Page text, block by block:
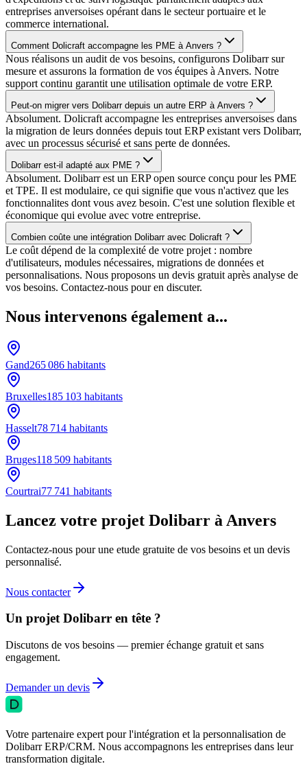
entreprises anversoises opérant dans le secteur portuaire et le
commerce international.
Comment Dolicraft accompagne les PME à Anvers ?
Nous réalisons un audit de vos besoins, configurons Dolibarr sur
mesure et assurons la formation de vos équipes à Anvers. Notre
support continu garantit une utilisation optimale de votre ERP.
Peut-on migrer vers Dolibarr depuis un autre ERP à Anvers ?
Absolument. Dolicraft accompagne les entreprises anversoises dans
la migration de leurs données depuis tout ERP existant vers Dolibarr,
avec un processus sécurisé et sans perte de données.
Dolibarr est-il adapté aux PME ?
Absolument. Dolibarr est un ERP open source conçu pour les PME
et TPE. Il est modulaire, ce qui signifie que vous n'activez que les
fonctionnalites dont vous avez besoin. C'est une solution flexible et
économique qui evolue avec votre entreprise.
Combien coûte une intégration Dolibarr avec Dolicraft ?
Le coût dépend de la complexité de votre projet : nombre
d'utilisateurs, modules nécessaires, migrations de données et
personnalisations. Nous proposons un devis gratuit après analyse de
vos besoins. Contactez-nous pour en discuter.
Nous intervenons également a...
Gand265 086 habitants
Bruxelles185 103 habitants
Hasselt78 714 habitants
Bruges118 509 habitants
Courtrai77 741 habitants
Lancez votre projet Dolibarr à Anvers
Contactez-nous pour une etude gratuite de vos besoins et un devis
personnalisé.
Nous contacter
Un projet Dolibarr en tête ?
Discutons de vos besoins — premier échange gratuit et sans
engagement.
Demander un devis
Votre partenaire expert pour l'intégration et la personnalisation de
Dolibarr ERP/CRM. Nous accompagnons les entreprises dans leur
transformation digitale.